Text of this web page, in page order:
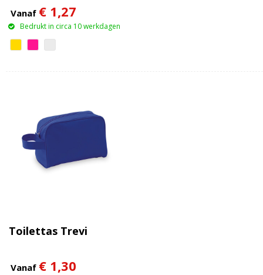
Vanaf € 1,27
Bedrukt in circa 10 werkdagen
Toilettas Trevi
Vanaf € 1,30